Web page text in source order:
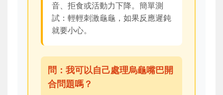
音、拒食或活動力下降。簡單測
試：輕輕刺激龜龜，如果反應遲鈍
就要小心。
問：我可以自己處理烏龜嘴巴開
合問題嗎？